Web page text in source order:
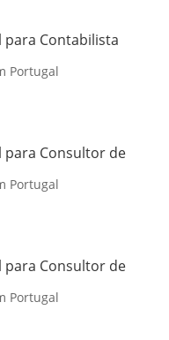
para Contabilista
Portugal
para Consultor de
Portugal
para Consultor de
Portugal